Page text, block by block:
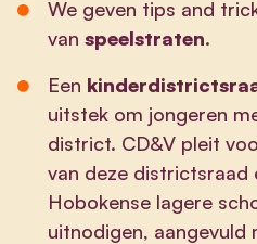
We geven tips and
van speelstraten.
Een
uitstek om jongeren
district. CD&V pleit
van deze districtsraad
Hobokense lagere
uitnodigen, aangevuld